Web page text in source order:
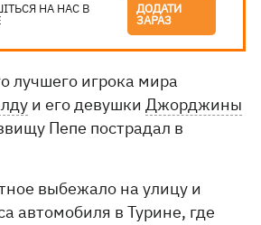
НА НАС В ДОДАТИ
ЗАРАЗ
лучшего игрока мира
и его девушкиДжорджины
Пепе пострадал в
выбежало на улицу и
автомобиля в Турине, где